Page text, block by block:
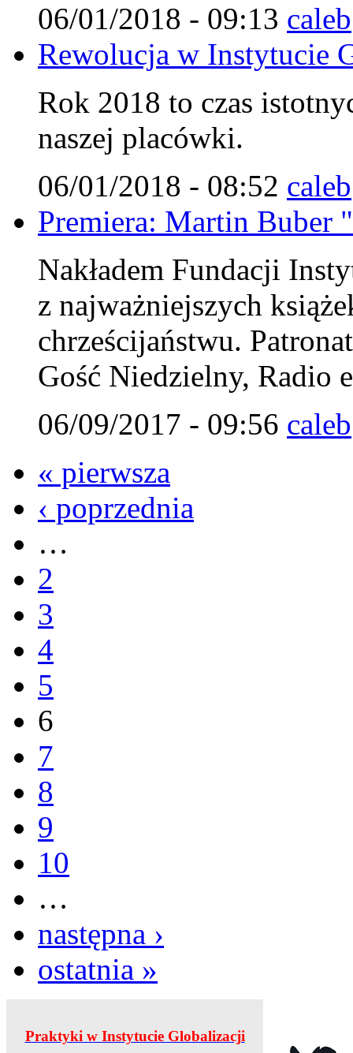
06/01/2018 - 09:13 caleb
Rewolucja w Instytucie
Rok 2018 to czas
naszej placówki.
06/01/2018 - 08:52 caleb
Premiera: Martin Buber
Nakładem Fundacji
z najważniejszych
chrześcijaństwu.
Gość Niedzielny, Radio
06/09/2017 - 09:56 caleb
« pierwsza
‹ poprzednia
…
2
3
4
5
6
7
8
9
10
…
następna ›
ostatnia »
Praktyki w Instytucie Globalizacji